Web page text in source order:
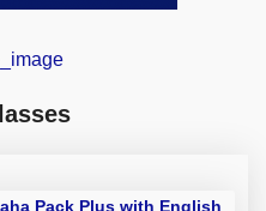
Pack Plus with English